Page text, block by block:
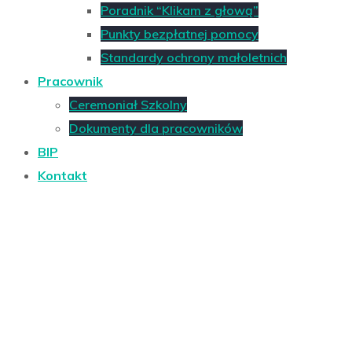
Poradnik “Klikam z głową”
Punkty bezpłatnej pomocy
Standardy ochrony małoletnich
Pracownik
Ceremoniał Szkolny
Dokumenty dla pracowników
BIP
Kontakt